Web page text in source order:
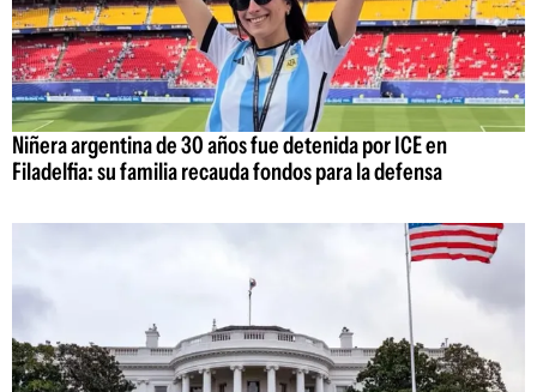
Niñera argentina de 30 años fue detenida por ICE en
Filadelfia: su familia recauda fondos para la defensa